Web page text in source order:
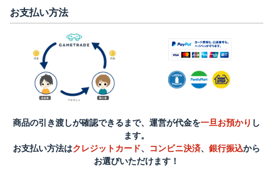
お支払い方法
商品の引き渡しが確認できるまで、運営が代金を一旦お預かり し
ます。
お支払い方法はクレジットカード、 コンビニ決済、 銀行振込から
お選びいただけます！